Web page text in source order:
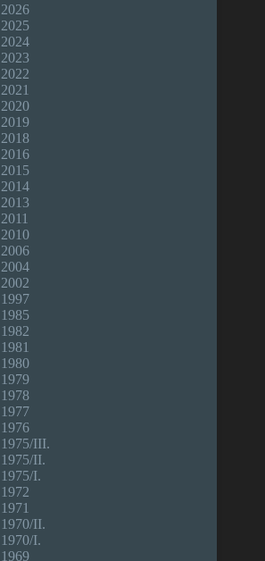
III.
II.
I.
II.
I.